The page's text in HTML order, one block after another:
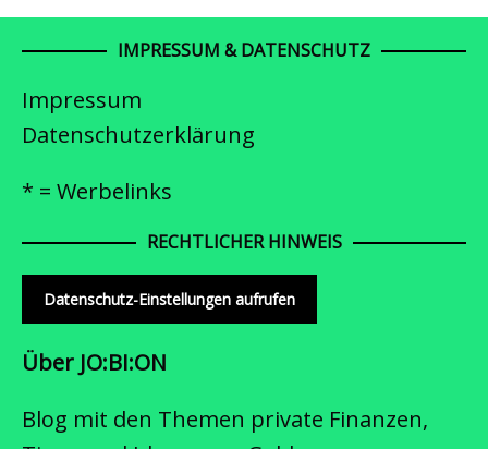
IMPRESSUM & DATENSCHUTZ
Impressum
Datenschutzerklärung
* = Werbelinks
RECHTLICHER HINWEIS
Datenschutz-Einstellungen aufrufen
Über JO:BI:ON
Blog mit den Themen private Finanzen,